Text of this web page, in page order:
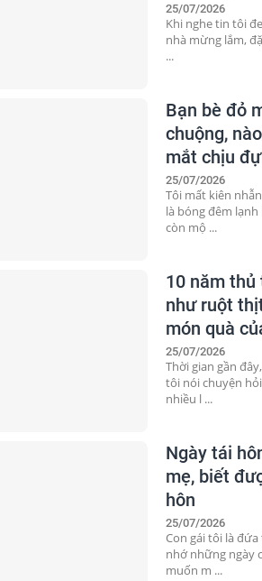
25/07/2026
Khi nghe tin tôi
nhà mừng lắm,
...
Bạn bè đỏ
chuộng,
mắt chịu
25/07/2026
Tôi mất kiên
là bóng đêm
còn mộ ...
10 năm thủ
như ruột
món quà
25/07/2026
Thời gian gần
tôi nói chuyện
nhiều l ...
Ngày tái
mẹ, biết
hôn
25/07/2026
Con gái tôi là
nhớ những ngày
muốn m ...